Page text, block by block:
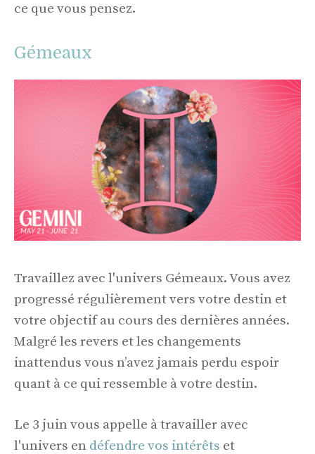
ce que vous pensez.
Gémeaux
Travaillez avec l'univers Gémeaux. Vous avez
progressé régulièrement vers votre destin et
votre objectif au cours des dernières années.
Malgré les revers et les changements
inattendus vous n’avez jamais perdu espoir
quant à ce qui ressemble à votre destin.
Le 3 juin vous appelle à travailler avec
l'univers en défendre vos intérêts et